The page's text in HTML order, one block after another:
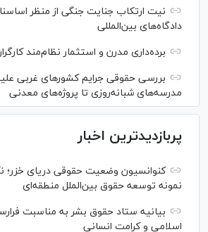
نیت ارتکاب جنایت جنگی از منظر
دادگاه‌های بین‌المللی
برده‌داری مدرن و استثمار نظام‌مند
بررسی حقوقی جرایم کشور‌های غربی علیه
مدرسه‌های شبانه‌روزی تا پروژه‌های معدنی
پربازدیدترین اخبار
کنوانسیون وضعیت حقوقی دریای خزر؛
نمونه توسعه حقوق بین‌الملل منطقه‌ای
بیانیه ستاد حقوق بشر به مناسبت
اسلامی و کرامت انسانی